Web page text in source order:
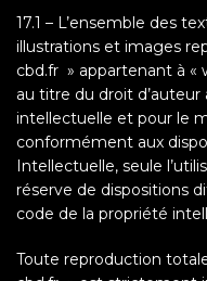
17.1 – L’ensemble des
illustrations et images
cbd.fr » appartenant à «
au titre du droit d’auteur
intellectuelle et pour le
conformément aux
Intellectuelle, seule
réserve de dispositions
code de la propriété
Toute reproduction